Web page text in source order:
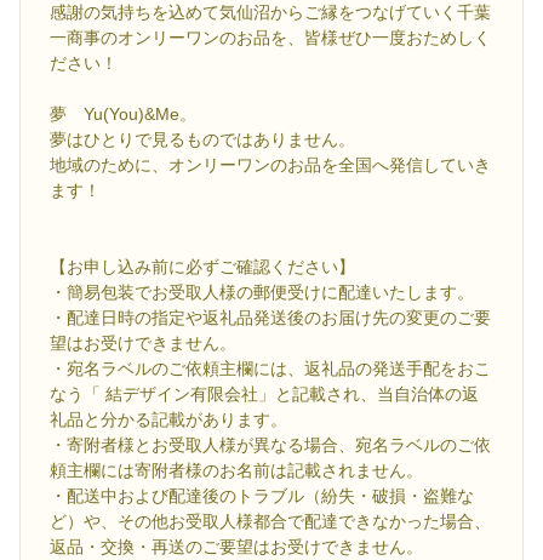
感謝の気持ちを込めて気仙沼からご縁をつなげていく千葉
一商事のオンリーワンのお品を、皆様ぜひ一度おためしく
ださい！
夢 Yu(You)&Me。
夢はひとりで見るものではありません。
地域のために、オンリーワンのお品を全国へ発信していき
ます！
【お申し込み前に必ずご確認ください】
・簡易包装でお受取人様の郵便受けに配達いたします。
・配達日時の指定や返礼品発送後のお届け先の変更のご要
望はお受けできません。
・宛名ラベルのご依頼主欄には、返礼品の発送手配をおこ
なう「 結デザイン有限会社」と記載され、当自治体の返
礼品と分かる記載があります。
・寄附者様とお受取人様が異なる場合、宛名ラベルのご依
頼主欄には寄附者様のお名前は記載されません。
・配送中および配達後のトラブル（紛失・破損・盗難な
ど）や、その他お受取人様都合で配達できなかった場合、
返品・交換・再送のご要望はお受けできません。